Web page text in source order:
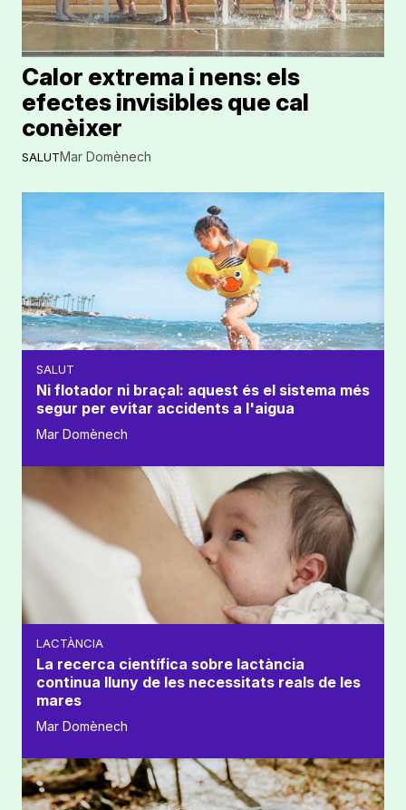
SALUT
Calor extrema i nens: els
efectes invisibles que cal
conèixer
Mar Domènech
SALUT
Ni flotador ni braçal: aquest és el sistema més
segur per evitar accidents a l'aigua
Mar Domènech
LACTÀNCIA
La recerca científica sobre lactància
continua lluny de les necessitats reals de les
mares
Mar Domènech